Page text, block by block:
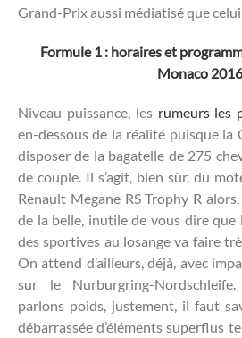
Grand-Prix aussi médiatisé que
Formule 1 : horaires et
Monaco 2016
Niveau puissance, les rumeurs les
en-dessous de la réalité puisque la
disposer de la bagatelle de 275
de couple. Il s’agit, bien sûr, du
Renault Megane RS Trophy R
de la belle, inutile de vous dire que
des sportives au losange va faire
On attend d’ailleurs, déjà, avec
sur le Nurburgring-
parlons poids, justement, il faut
débarrassée d’éléments superflus